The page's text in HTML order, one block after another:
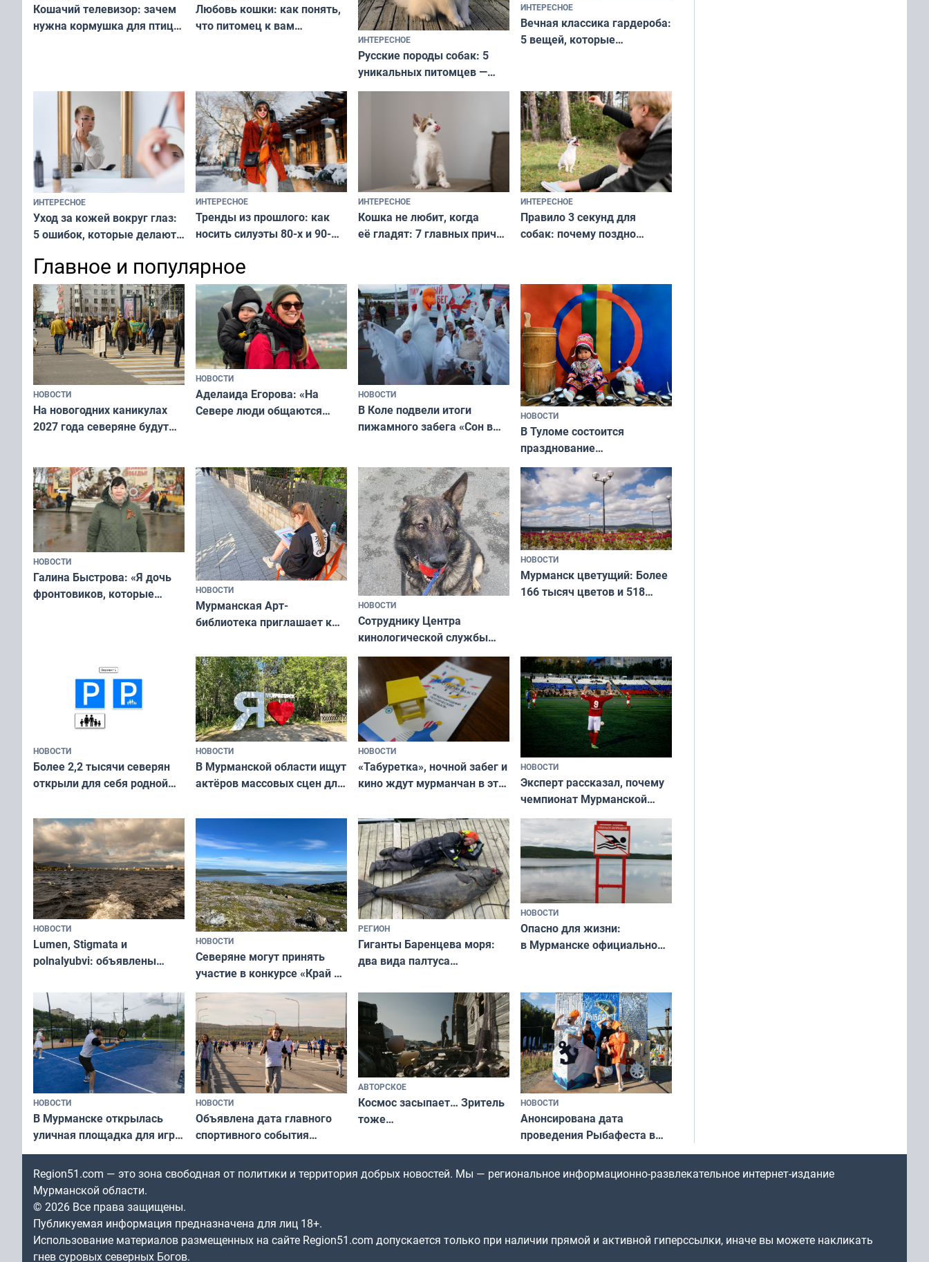
Кошачий телевизор: зачем
нужна кормушка для птиц
Любовь кошки: как понять,
что питомец к вам
ИНТЕРЕСНОЕ
Русские породы собак: 5
уникальных питомцев —
национальные сокровища
и характером
ИНТЕРЕСНОЕ
Вечная классика гардероба:
5 вещей, которые
и актуально в любой сезон
ИНТЕРЕСНОЕ
Уход за кожей вокруг глаз:
5 ошибок, которые делают
и вернуть свежий взгляд
без дорогих средств
ИНТЕРЕСНОЕ
Тренды из прошлого: как
носить силуэты 80-х и 90-
современно и стильно без
переплат
ИНТЕРЕСНОЕ
Кошка не любит, когда
её гладят: 7 главных причин
независимому питомцу
ИНТЕРЕСНОЕ
Правило 3 секунд для
собак: почему поздно
питомцу всё сразу и без
криков
Главное и популярное
НОВОСТИ
На новогодних каникулах
2027 года северяне будут
НОВОСТИ
Аделаида Егорова: «На
Севере люди общаются
НОВОСТИ
В Коле подвели итоги
пижамного забега «Сон в
НОВОСТИ
В Туломе состоится
празднование
Международного дня
коренных народов мира
НОВОСТИ
Галина Быстрова: «Я дочь
фронтовиков, которые
НОВОСТИ
Мурманская Арт-
библиотека приглашает к
и фотографов
НОВОСТИ
Сотруднику Центра
кинологической службы
ищут новый дом
НОВОСТИ
Мурманск цветущий: Более
166 тысяч цветов и 518
НОВОСТИ
Более 2,2 тысячи северян
открыли для себя родной
«Туризм для своих»
НОВОСТИ
В Мурманской области ищут
актёров массовых сцен для
короткометражном фильме
НОВОСТИ
«Табуретка», ночной забег и
кино ждут мурманчан в эти
НОВОСТИ
Эксперт рассказал, почему
чемпионат Мурманской
области по футболу остался
незамеченным
НОВОСТИ
Lumen, Stigmata и
polnalyubvi: объявлены
«Имандра» в 2026 года
НОВОСТИ
Северяне могут принять
участие в конкурсе «Край у
северной границы: фотогид
по Печенгскому округу»
РЕГИОН
Гиганты Баренцева моря:
два вида палтуса
НОВОСТИ
Опасно для жизни:
в Мурманске официально
НОВОСТИ
В Мурманске открылась
уличная площадка для игры
в падел
НОВОСТИ
Объявлена дата главного
спортивного события
Заполярья: как зарождался
фестиваль «Гольфстрим»
АВТОРСКОЕ
Космос засыпает… Зритель
тоже…
НОВОСТИ
Анонсирована дата
проведения Рыбафеста в
2026 году
Region51.com — это зона свободная от политики и территория добрых новостей. Мы — региональное информационно-развлекательное интернет-издание
Мурманской области.
© 2026 Все права защищены.
Публикуемая информация предназначена для лиц 18+.
Использование материалов размещенных на сайте Region51.com допускается только при наличии прямой и активной гиперссылки, иначе вы можете накликать
гнев суровых северных Богов.